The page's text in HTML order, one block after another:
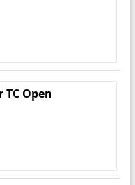
Open